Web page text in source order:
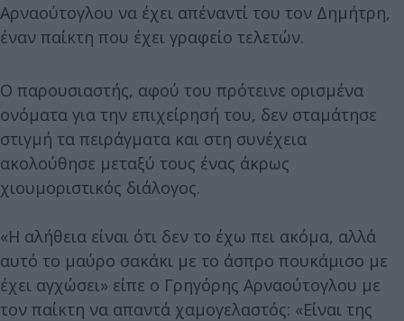
Αρναούτογλου να έχει απέναντί του τον Δημήτρη,
έναν παίκτη που έχει γραφείο τελετών.
Ο παρουσιαστής, αφού του πρότεινε ορισμένα
ονόματα για την επιχείρησή του, δεν σταμάτησε
στιγμή τα πειράγματα και στη συνέχεια
ακολούθησε μεταξύ τους ένας άκρως
χιουμοριστικός διάλογος.
«Η αλήθεια είναι ότι δεν το έχω πει ακόμα, αλλά
αυτό το μαύρο σακάκι με το άσπρο πουκάμισο με
έχει αγχώσει» είπε ο Γρηγόρης Αρναούτογλου με
τον παίκτη να απαντά χαμογελαστός: «Είναι της